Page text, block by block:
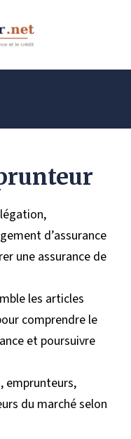
d’assurance
une assurance de
les articles
comprendre le
et poursuivre
emprunteurs,
du marché selon